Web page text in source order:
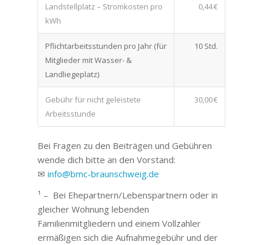
Landstellplatz – Stromkosten pro
kWh
0,44 €
Pflichtarbeitsstunden pro Jahr (für
Mitglieder mit Wasser- &
Landliegeplatz)
10 Std.
Gebühr für nicht geleistete
Arbeitsstunde
30,00 €
Bei Fragen zu den Beiträgen und Gebühren
wende dich bitte an den Vorstand:
✉ info@bmc-braunschweig.de
¹ – Bei Ehepartnern/Lebenspartnern oder in
gleicher Wohnung lebenden
Familienmitgliedern und einem Vollzahler
ermäßigen sich die Aufnahmegebühr und der